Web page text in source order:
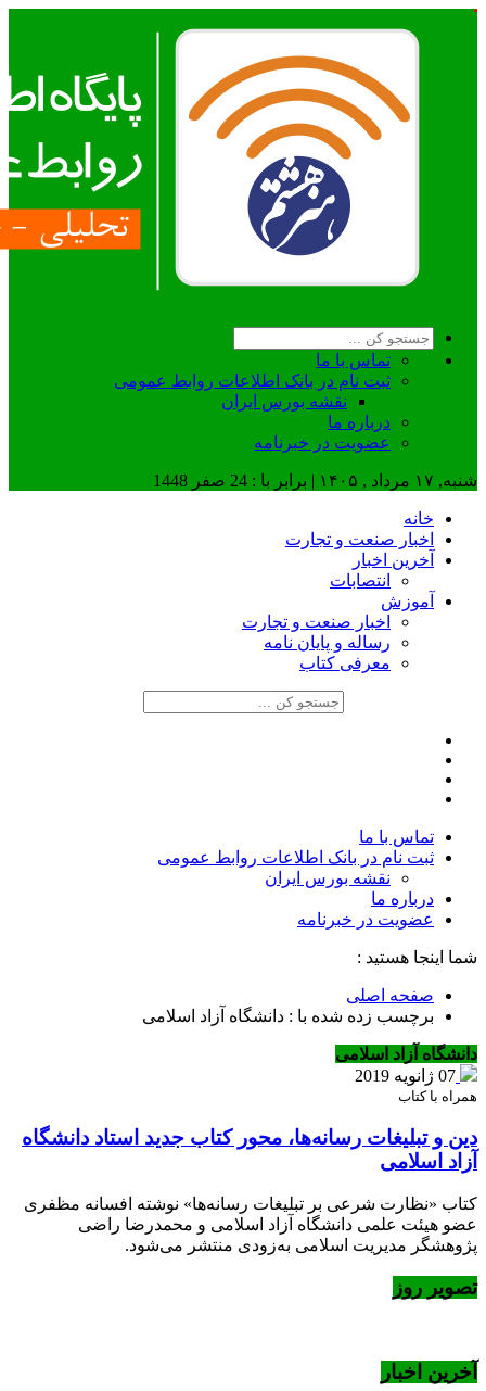
تماس با ما
ثبت نام در بانک اطلاعات روابط عمومی
نقشه بورس ایران
درباره ما
عضويت در خبرنامه
شنبه, ۱۷ مرداد , ۱۴۰۵ | برابر با : 24 صفر 1448
خانه
اخبار صنعت و تجارت
آخرین اخبار
انتصابات
آموزش
اخبار صنعت و تجارت
رساله و پایان نامه
معرفی کتاب
تماس با ما
ثبت نام در بانک اطلاعات روابط عمومی
نقشه بورس ایران
درباره ما
عضويت در خبرنامه
شما اینجا هستید :
صفحه اصلی
برچسب زده شده با : دانشگاه آزاد اسلامی
دانشگاه آزاد اسلامی
07 ژانویه 2019
همراه با کتاب
دین و تبلیغات رسانه‌ها، محور کتاب جدید استاد دانشگاه
آزاد اسلامی
کتاب «نظارت شرعی بر تبلیغات رسانه‌ها» نوشته افسانه مظفری
عضو هیئت‌ علمی دانشگاه آزاد اسلامی و محمدرضا راضی
پژوهشگر مدیریت اسلامی به‌زودی منتشر می‌شود.
تصویر روز
آخرین اخبار